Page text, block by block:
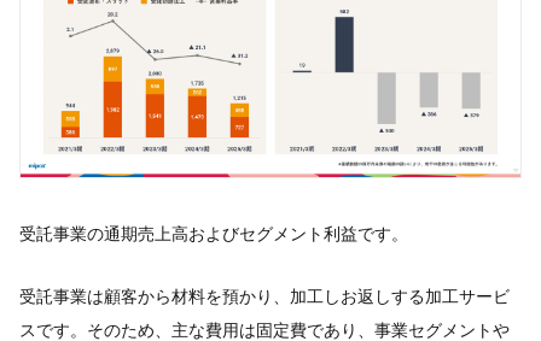
受託事業の通期売上高およびセグメント利益です。
受託事業は顧客から材料を預かり、加工しお返しする加工サービ
スです。そのため、主な費用は固定費であり、事業セグメントや